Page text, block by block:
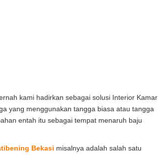
kami hadirkan sebagai solusi Interior Kamar
yang menggunakan tangga biasa atau tangga
entah itu sebagai tempat menaruh baju
Bekasi misalnya adalah salah satu